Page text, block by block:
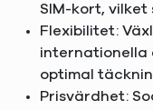
SIM-kort,
Flexibilitet:
internationella
optimal
Prisvärdhet: